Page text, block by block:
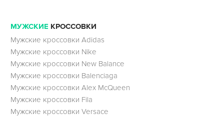
МУЖСКИЕ КРОССОВКИ
Мужские кроссовки Adidas
Мужские кроссовки Nike
Мужские кроссовки New Balance
Мужские кроссовки Balenciaga
Мужские кроссовки Alex McQueen
Мужские кроссовки Fila
Мужские кроссовки Versace